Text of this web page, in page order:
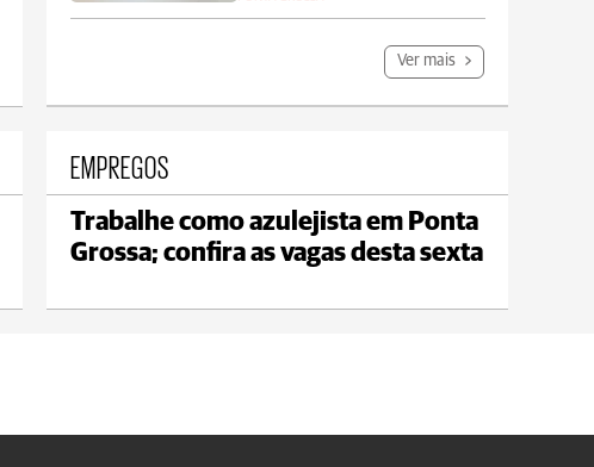
Ver mais
Jaguariaíva
max 19°C min 18°C
EMPREGOS
Trabalhe como azulejista em Ponta
Grossa; confira as vagas desta sexta